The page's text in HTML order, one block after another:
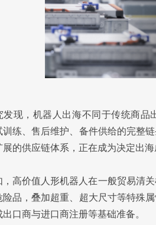
发现，机器人出海不同于传统商
训练、售后维护、备件供给的完整
展的供应链体系，正在成为决定出
，高价值人形机器人在一般贸易清
险品，叠加超重、超大尺寸等特殊
口商与进口商注册等基础准备。